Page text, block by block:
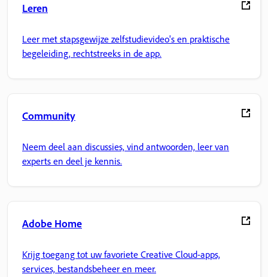
Leren
Leer met stapsgewijze zelfstudievideo's en praktische
begeleiding, rechtstreeks in de app.
Community
Neem deel aan discussies, vind antwoorden, leer van
experts en deel je kennis.
Adobe Home
Krijg toegang tot uw favoriete Creative Cloud-apps,
services, bestandsbeheer en meer.